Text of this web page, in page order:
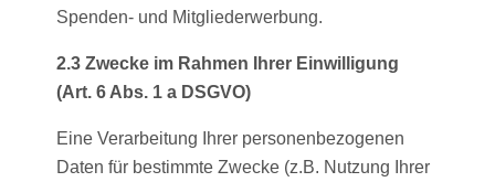
Spenden- und Mitgliederwerbung.
2.3 Zwecke im Rahmen Ihrer Einwilligung
(Art. 6 Abs. 1 a DSGVO)
Eine Verarbeitung Ihrer personenbezogenen
Daten für bestimmte Zwecke (z.B. Nutzung Ihrer